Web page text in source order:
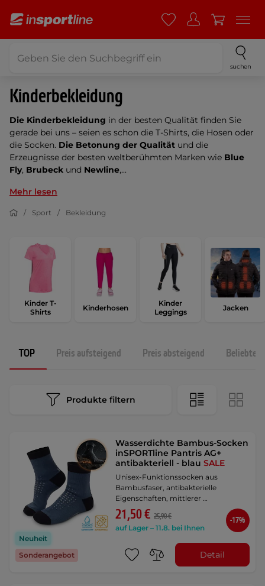
suchen
Kinderbekleidung
Die Kinderbekleidung in der besten Qualität finden Sie
gerade bei uns – seien es schon die T-Shirts, die Hosen oder
die Socken. Die Betonung der Qualität und die
Erzeugnisse der besten weltberühmten Marken wie Blue
Fly, Brubeck und Newline,...
Mehr lesen
Sport Bekleidung
Kinder T-
Shirts
Kinderhosen
Kinder
Leggings
Jacken
TOP Preis aufsteigend Preis absteigend
Produkte filtern
Neuheit
Sonderangebot
Wasserdichte Bambus-Socken
inSPORTline Pantris AG+
antibakteriell - blauSALE
Unisex-Funktionssocken aus
Bambusfaser, antibakterielle
Eigenschaften, mittlerer …
21,50 € 25,90 €
auf Lager – 11.8. bei Ihnen
-17%
Detail